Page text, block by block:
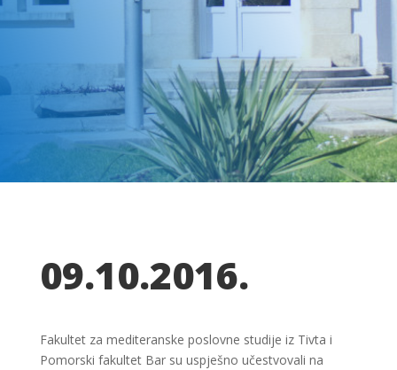
09.10.2016.
Fakultet za mediteranske poslovne studije iz Tivta i
Pomorski fakultet Bar su uspješno učestvovali na